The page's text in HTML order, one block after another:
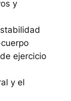
y
ejercicio
y el